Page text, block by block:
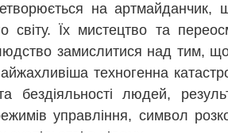
на артмайданчик,
світу. Їх мистецтво та
замислитися над тим,
техногенна
бездіяльності людей,
управління, символ